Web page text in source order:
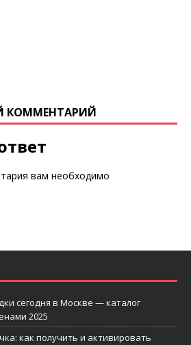
КОММЕНТАРИЙ
вам необходимо
сегодня в Москве — каталог
2025
как получить и активировать